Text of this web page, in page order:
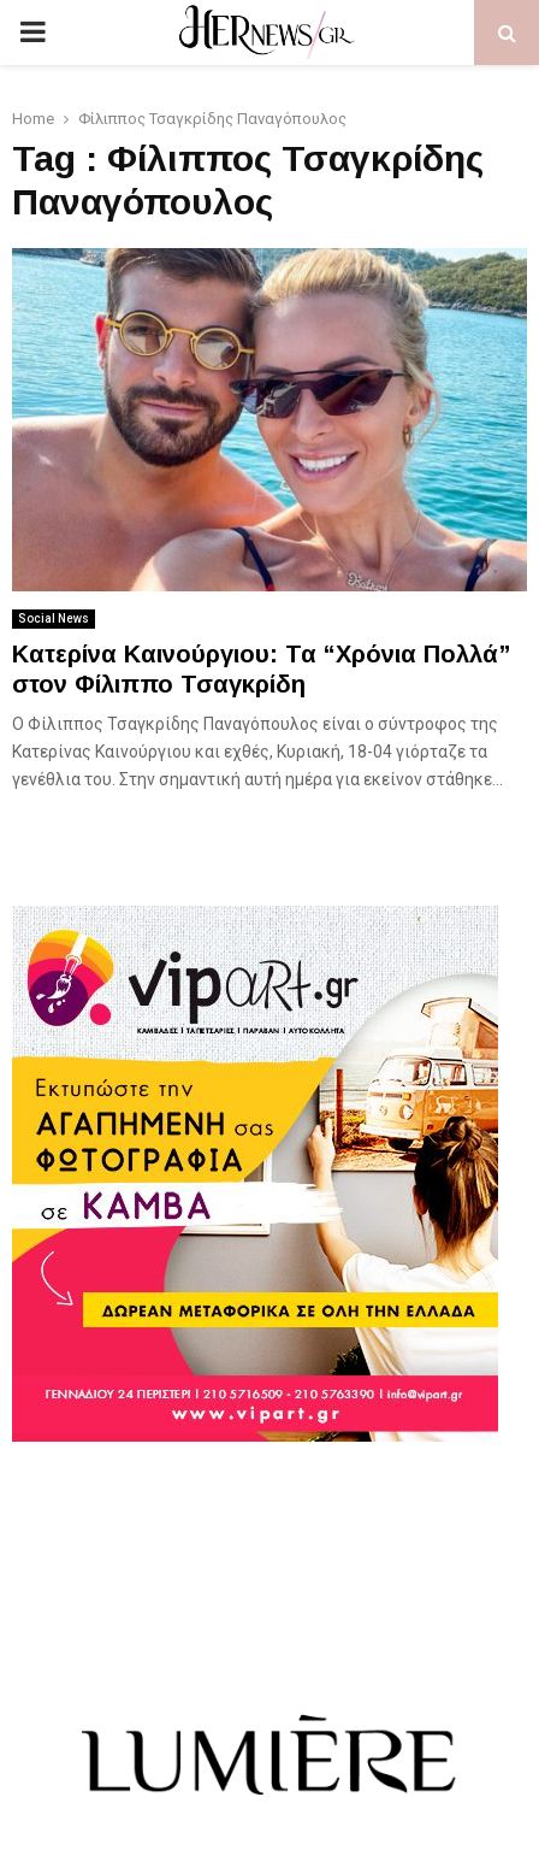
PRIMARY
Home Φίλιππος Τσαγκρίδης Παναγόπουλος
Tag : Φίλιππος Τσαγκρίδης
Παναγόπουλος
Social News
Κατερίνα Καινούργιου: Τα “Χρόνια Πολλά”
στον Φίλιππο Τσαγκρίδη
Ο Φίλιππος Τσαγκρίδης Παναγόπουλος είναι ο σύντροφος της
Κατερίνας Καινούργιου και εχθές, Κυριακή, 18-04 γιόρταζε τα
γενέθλια του. Στην σημαντική αυτή ημέρα για εκείνον στάθηκε...